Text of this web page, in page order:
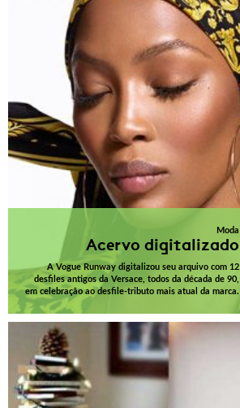
Moda
Acervo digitalizado
A Vogue Runway digitalizou seu arquivo com 12
desfiles antigos da Versace, todos da década de 90,
em celebração ao desfile-tributo mais atual da marca.